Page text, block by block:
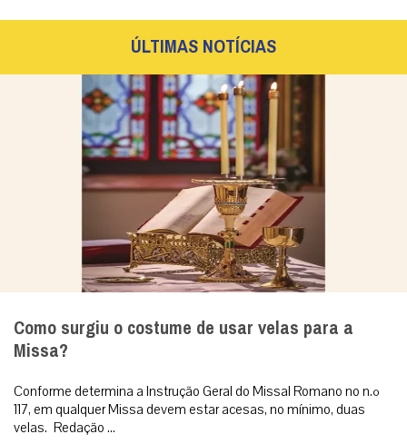
ÚLTIMAS NOTÍCIAS
Como surgiu o costume de usar velas para a
Missa?
Conforme determina a Instrução Geral do Missal Romano no n.º
117, em qualquer Missa devem estar acesas, no mínimo, duas
velas. Redação ...